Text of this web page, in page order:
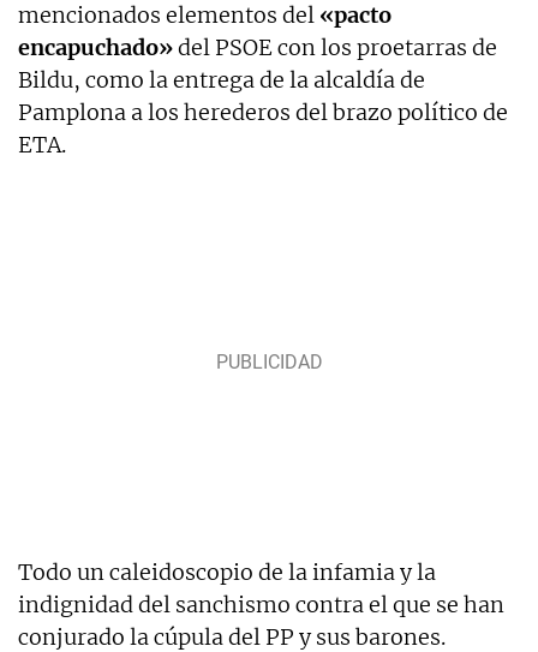
mencionados elementos del «pacto
encapuchado»del PSOE con los proetarras de
Bildu, como la entrega de la alcaldía de
Pamplona a los herederos del brazo político de
ETA.
Todo un caleidoscopio de la infamia y la
indignidad del sanchismo contra el que se han
conjurado la cúpula del PP y sus barones.